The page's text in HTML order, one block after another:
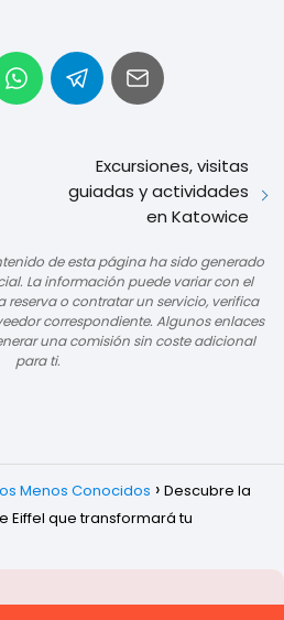
Excursiones, visitas
guiadas y actividades
en Katowice
de esta página ha sido generado
La información puede variar con el
reserva o contratar un servicio, verifica
correspondiente. Algunos enlaces
una comisión sin coste adicional
para ti.
Menos Conocidos
Descubre la
Eiffel que transformará tu